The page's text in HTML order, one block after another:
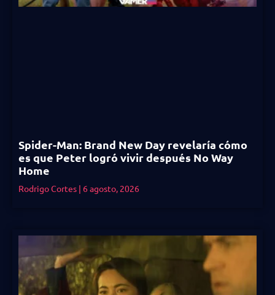
Spider-Man: Brand New Day revelaría cómo
es que Peter logró vivir después No Way
Home
Rodrigo Cortes 6 agosto, 2026